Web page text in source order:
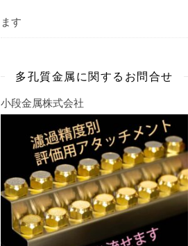
ます
多孔質金属に関するお問合せ
小段金属株式会社